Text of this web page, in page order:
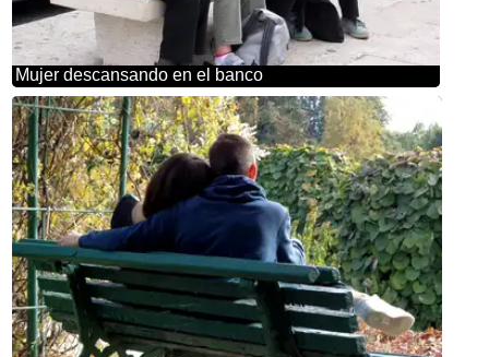
Mujer descansando en el banco